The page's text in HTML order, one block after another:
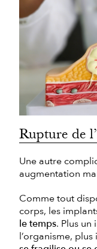
Rupture de
Une autre
augmentation
Comme tout
corps, les
le temps. Plus
l’organisme,